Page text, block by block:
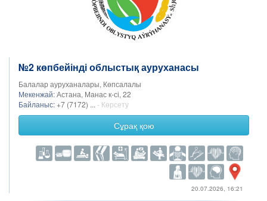
№2 көпбейінді облыстық ауруханасы
Балалар ауруханалары, Көпсалалы
Мекенжай:Астана, Манас к-сі, 22
Байланыс: +7 (7172) ... - Көрсету
Сұрақ қою
20.07.2026, 16:21